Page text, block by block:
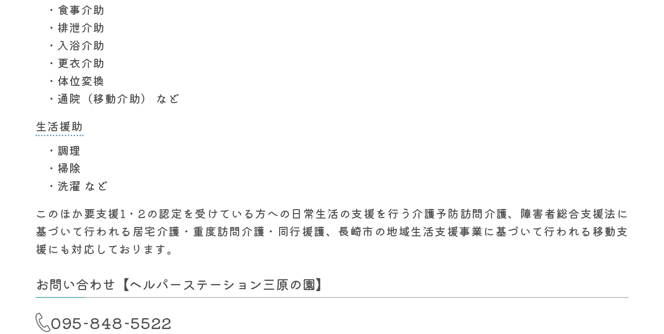
食事介助
排泄介助
入浴介助
更衣介助
体位変換
通院（移動介助） など
生活援助
調理
掃除
洗濯 など
このほか要支援1・2の認定を受けている方への日常生活の支援を行う介護予防訪問介護、障害者総合支援法に
基づいて行われる居宅介護・重度訪問介護・同行援護、長崎市の地域生活支援事業に基づいて行われる移動支
援にも対応しております。
お問い合わせ 【ヘルパーステーション三原の園】
095-848-5522